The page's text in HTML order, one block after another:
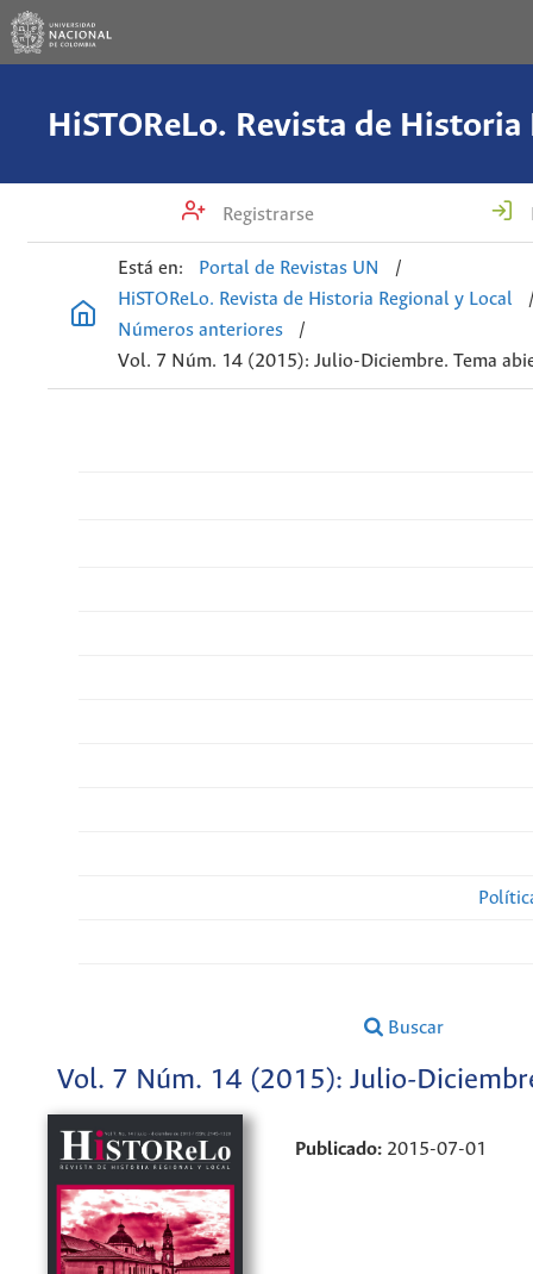
Registrarse
Está en: Portal de Revistas UN
/
HiSTOReLo. Revista de Historia Regional y Local
Números anteriores
/
Vol. 7 Núm. 14 (2015): Julio-Diciembre. Tema
Buscar
Vol. 7 Núm. 14 (2015): Julio-
Publicado: 2015-07-01